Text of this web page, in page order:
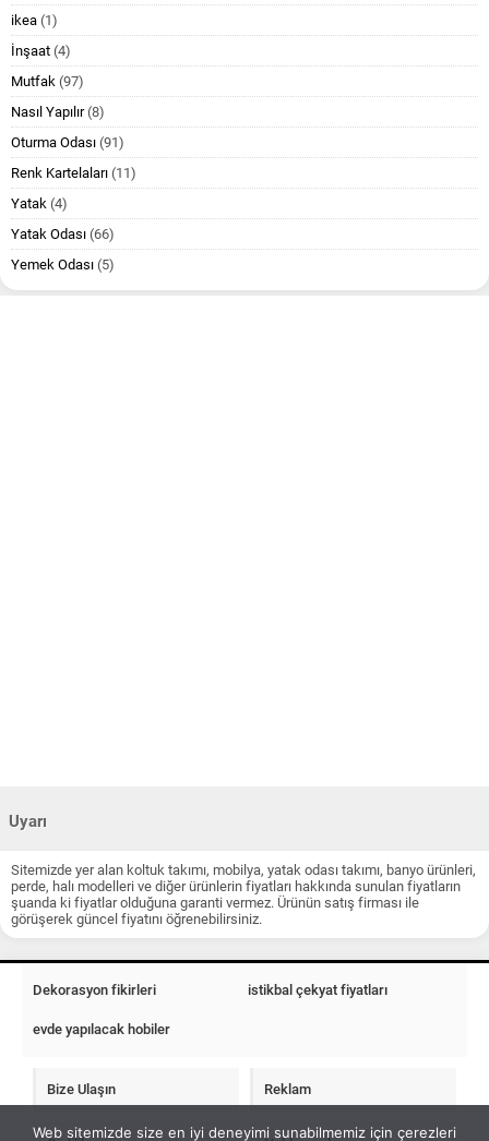
ikea (1)
İnşaat (4)
Mutfak (97)
Nasıl Yapılır(8)
Oturma Odası (91)
Renk Kartelaları (11)
Yatak (4)
Yatak Odası (66)
Yemek Odası (5)
Uyarı
Sitemizde yer alan koltuk takımı, mobilya, yatak odası takımı, banyo ürünleri,
perde, halı modelleri ve diğer ürünlerin fiyatları hakkında sunulan fiyatların
şuanda ki fiyatlar olduğuna garanti vermez. Ürünün satış firması ile
görüşerek güncel fiyatını öğrenebilirsiniz.
Dekorasyon fikirleri istikbal çekyat fiyatları
evde yapılacak hobiler
Bize Ulaşın Reklam
Web sitemizde size en iyi deneyimi sunabilmemiz için çerezleri